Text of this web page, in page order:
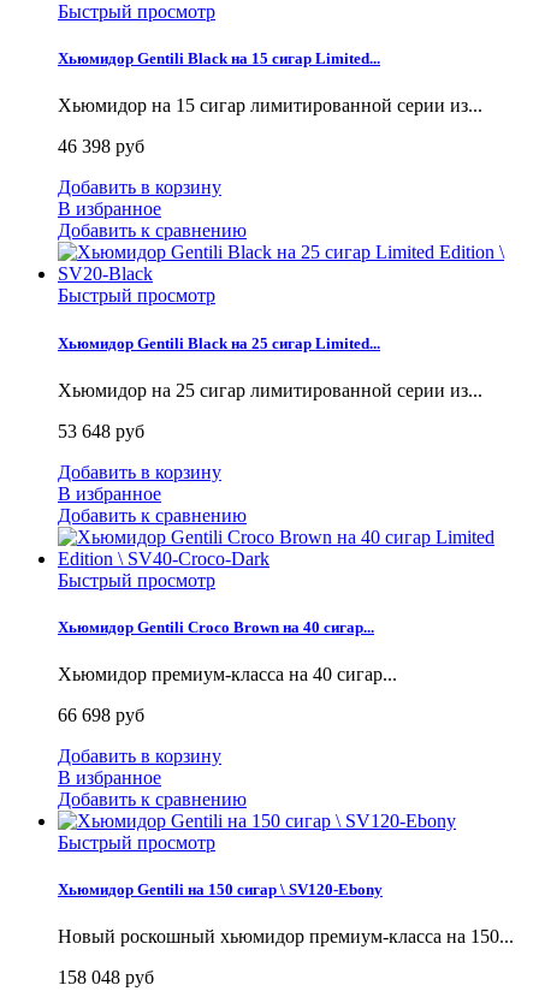
Быстрый просмотр
Хьюмидор Gentili Black на 15 сигар Limited...
Хьюмидор на 15 сигар лимитированной серии из...
46 398 руб
Добавить в корзину
В избранное
Добавить к сравнению
Быстрый просмотр
Хьюмидор Gentili Black на 25 сигар Limited...
Хьюмидор на 25 сигар лимитированной серии из...
53 648 руб
Добавить в корзину
В избранное
Добавить к сравнению
Быстрый просмотр
Хьюмидор Gentili Croco Brown на 40 сигар...
Хьюмидор премиум-класса на 40 сигар...
66 698 руб
Добавить в корзину
В избранное
Добавить к сравнению
Быстрый просмотр
Хьюмидор Gentili на 150 сигар \ SV120-Ebony
Новый роскошный хьюмидор премиум-класса на 150...
158 048 руб